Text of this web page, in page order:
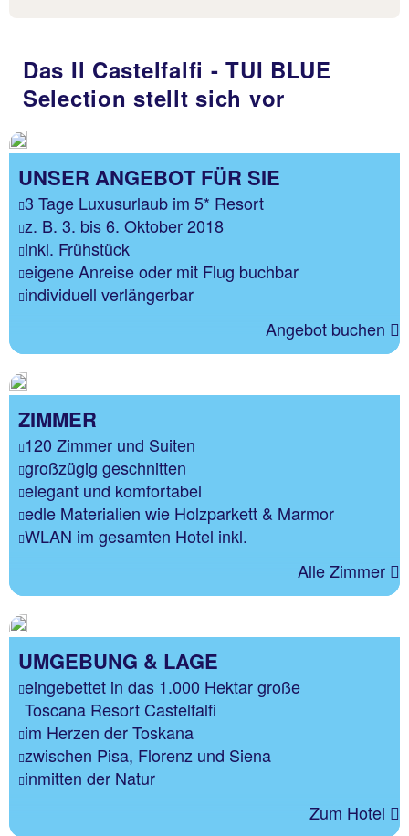
Das Il Castelfalfi - TUI BLUE
Selection stellt sich vor
UNSER ANGEBOT FÜR SIE
3 Tage Luxusurlaub im 5* Resort
z. B. 3. bis 6. Oktober 2018
inkl. Frühstück
eigene Anreise oder mit Flug buchbar
individuell verlängerbar
Angebot buchen
ZIMMER
120 Zimmer und Suiten
großzügig geschnitten
elegant und komfortabel
edle Materialien wie Holzparkett & Marmor
WLAN im gesamten Hotel inkl.
Alle Zimmer
UMGEBUNG & LAGE
eingebettet in das 1.000 Hektar große
Toscana Resort Castelfalfi
im Herzen der Toskana
zwischen Pisa, Florenz und Siena
inmitten der Natur
Zum Hotel